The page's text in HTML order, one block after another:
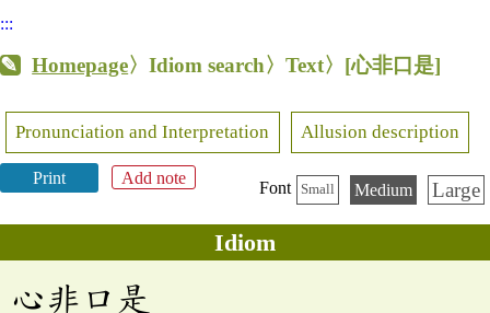
:::
Homepage〉Idiom search〉Text〉 [心非口是]
Pronunciation and Interpretation Allusion description
Print Add note
Font Small Medium Large
Idiom
心非口是